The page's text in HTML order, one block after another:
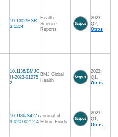
10.1002/HSR
2.1224
Health
Science
Reports
2023:
Q2,
Otros
10.1136/BMJG
H-2023-01275
2
BMJ Global
Health
2023:
Q1,
Otros
10.1186/S4277
9-023-00212-4
Journal of
Ethnic Foods
2023:
Q1,
Otros